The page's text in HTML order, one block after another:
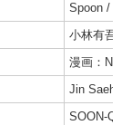
Spoon /
小林有吾
漫画：
Jin
SOON-Q